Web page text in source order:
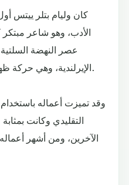
كان وليام بتلر ييتس
الأدب، وهو شاعر
عصر النهضة
الإيرلندية، وهي حركة ظهرت في أوائل القرن العشرين.
وقد تميزت أعماله
التقليدي وكانت
الآخرين، ومن أشهر